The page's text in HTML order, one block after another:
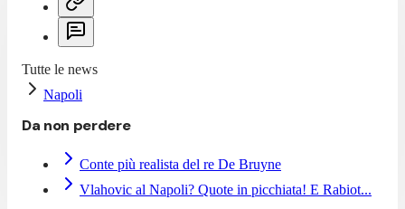
Tutte le news
Napoli
Da non perdere
Conte più realista del re De Bruyne
Vlahovic al Napoli? Quote in picchiata! E Rabiot...